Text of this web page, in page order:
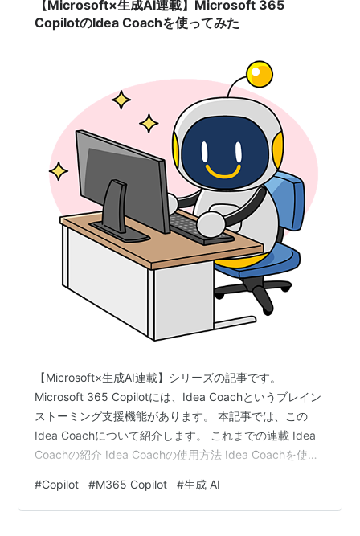
【Microsoft×生成AI連載】Microsoft 365
CopilotのIdea Coachを使ってみた
【Microsoft×生成AI連載】シリーズの記事です。
Microsoft 365 Copilotには、Idea Coachというブレイン
ストーミング支援機能があります。 本記事では、この
Idea Coachについて紹介します。 これまでの連載 Idea
Coachの紹介 Idea Coachの使用方法 Idea Coachを使っ
確に伝える 方向性が決まっている場合は最初に伝える 出
てきた案の調整は視点から行う 利用シーンとメリット、
#Copilot #M365 Copilot #生成 AI